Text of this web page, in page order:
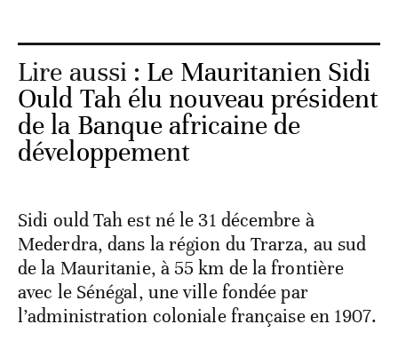
Lire aussi : Le Mauritanien Sidi
Ould Tah élu nouveau président
de la Banque africaine de
développement
Sidi ould Tah est né le 31 décembre à
Mederdra, dans la région du Trarza, au sud
de la Mauritanie, à 55 km de la frontière
avec le Sénégal, une ville fondée par
l’administration coloniale française en 1907.